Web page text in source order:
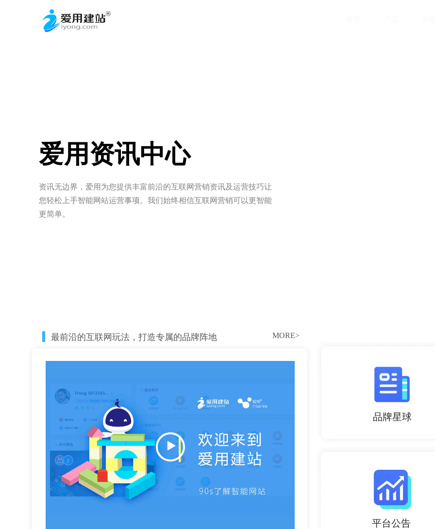
资讯无边界，爱用为您提供丰富前沿的互联网营销资讯及运营技巧让
您轻松上手智能网站运营事项。 我们始终相信互联网营销可以更智能
更简单。
爱用资讯中心
品牌星球
平台公告
MORE>
最前沿的互联网玩法，打造专属的品牌阵地